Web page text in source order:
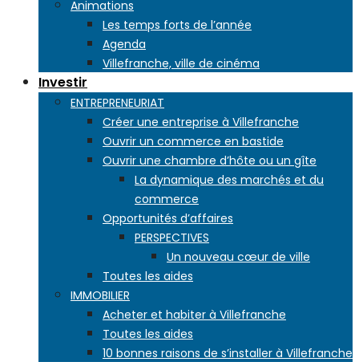
Animations
Les temps forts de l’année
Agenda
Villefranche, ville de cinéma
Investir
ENTREPRENEURIAT
Créer une entreprise à Villefranche
Ouvrir un commerce en bastide
Ouvrir une chambre d’hôte ou un gîte
La dynamique des marchés et du
commerce
Opportunités d’affaires
PERSPECTIVES
Un nouveau cœur de ville
Toutes les aides
IMMOBILIER
Acheter et habiter à Villefranche
Toutes les aides
10 bonnes raisons de s’installer à Villefranche